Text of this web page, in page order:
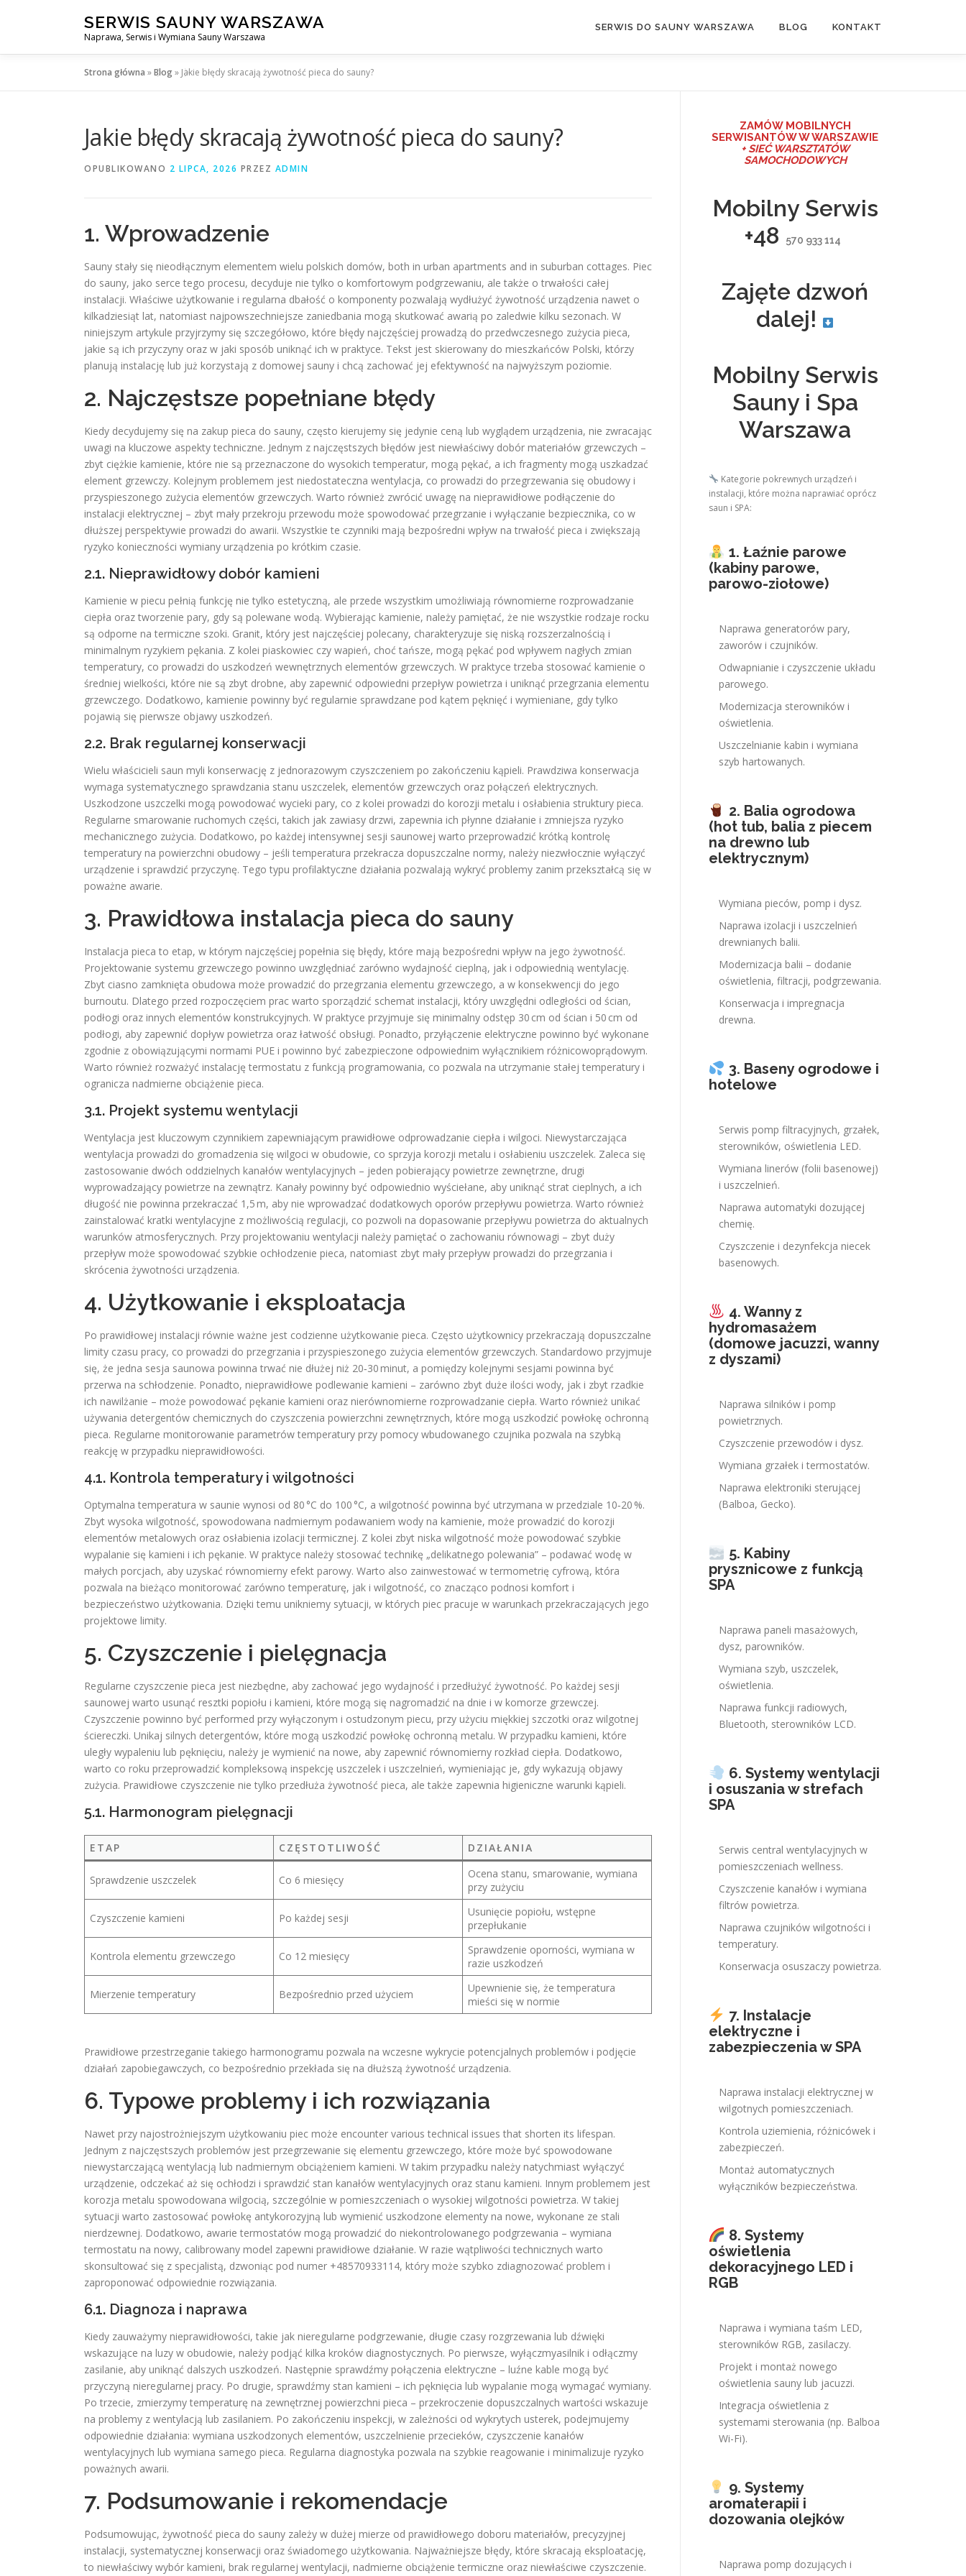
SERWIS SAUNY WARSZAWA
Naprawa, Serwis i Wymiana Sauny Warszawa
SERWIS DO SAUNY WARSZAWA BLOG KONTAKT
Strona główna »Blog» Jakie błędy skracają żywotność pieca do sauny?
Jakie błędy skracają żywotność pieca do sauny?
OPUBLIKOWANO 2 LIPCA, 2026 PRZEZ ADMIN
1. Wprowadzenie
Sauny stały się nieodłącznym elementem wielu polskich domów, both in urban apartments and in suburban cottages. Piec
do sauny, jako serce tego procesu, decyduje nie tylko o komfortowym podgrzewaniu, ale także o trwałości całej
instalacji. Właściwe użytkowanie i regularna dbałość o komponenty pozwalają wydłużyć żywotność urządzenia nawet o
kilkadziesiąt lat, natomiast najpowszechniejsze zaniedbania mogą skutkować awarią po zaledwie kilku sezonach. W
niniejszym artykule przyjrzymy się szczegółowo, które błędy najczęściej prowadzą do przedwczesnego zużycia pieca,
jakie są ich przyczyny oraz w jaki sposób uniknąć ich w praktyce. Tekst jest skierowany do mieszkańców Polski, którzy
planują instalację lub już korzystają z domowej sauny i chcą zachować jej efektywność na najwyższym poziomie.
2. Najczęstsze popełniane błędy
Kiedy decydujemy się na zakup pieca do sauny, często kierujemy się jedynie ceną lub wyglądem urządzenia, nie zwracając
uwagi na kluczowe aspekty techniczne. Jednym z najczęstszych błędów jest niewłaściwy dobór materiałów grzewczych –
zbyt ciężkie kamienie, które nie są przeznaczone do wysokich temperatur, mogą pękać, a ich fragmenty mogą uszkadzać
element grzewczy. Kolejnym problemem jest niedostateczna wentylacja, co prowadzi do przegrzewania się obudowy i
przyspieszonego zużycia elementów grzewczych. Warto również zwrócić uwagę na nieprawidłowe podłączenie do
instalacji elektrycznej – zbyt mały przekroju przewodu może spowodować przegrzanie i wyłączanie bezpiecznika, co w
dłuższej perspektywie prowadzi do awarii. Wszystkie te czynniki mają bezpośredni wpływ na trwałość pieca i zwiększają
ryzyko konieczności wymiany urządzenia po krótkim czasie.
2.1. Nieprawidłowy dobór kamieni
Kamienie w piecu pełnią funkcję nie tylko estetyczną, ale przede wszystkim umożliwiają równomierne rozprowadzanie
ciepła oraz tworzenie pary, gdy są polewane wodą. Wybierając kamienie, należy pamiętać, że nie wszystkie rodzaje rocku
są odporne na termiczne szoki. Granit, który jest najczęściej polecany, charakteryzuje się niską rozszerzalnością i
minimalnym ryzykiem pękania. Z kolei piaskowiec czy wapień, choć tańsze, mogą pękać pod wpływem nagłych zmian
temperatury, co prowadzi do uszkodzeń wewnętrznych elementów grzewczych. W praktyce trzeba stosować kamienie o
średniej wielkości, które nie są zbyt drobne, aby zapewnić odpowiedni przepływ powietrza i uniknąć przegrzania elementu
grzewczego. Dodatkowo, kamienie powinny być regularnie sprawdzane pod kątem pęknięć i wymieniane, gdy tylko
pojawią się pierwsze objawy uszkodzeń.
2.2. Brak regularnej konserwacji
Wielu właścicieli saun myli konserwację z jednorazowym czyszczeniem po zakończeniu kąpieli. Prawdziwa konserwacja
wymaga systematycznego sprawdzania stanu uszczelek, elementów grzewczych oraz połączeń elektrycznych.
Uszkodzone uszczelki mogą powodować wycieki pary, co z kolei prowadzi do korozji metalu i osłabienia struktury pieca.
Regularne smarowanie ruchomych części, takich jak zawiasy drzwi, zapewnia ich płynne działanie i zmniejsza ryzyko
mechanicznego zużycia. Dodatkowo, po każdej intensywnej sesji saunowej warto przeprowadzić krótką kontrolę
temperatury na powierzchni obudowy – jeśli temperatura przekracza dopuszczalne normy, należy niezwłocznie wyłączyć
urządzenie i sprawdzić przyczynę. Tego typu profilaktyczne działania pozwalają wykryć problemy zanim przekształcą się w
poważne awarie.
3. Prawidłowa instalacja pieca do sauny
Instalacja pieca to etap, w którym najczęściej popełnia się błędy, które mają bezpośredni wpływ na jego żywotność.
Projektowanie systemu grzewczego powinno uwzględniać zarówno wydajność cieplną, jak i odpowiednią wentylację.
Zbyt ciasno zamknięta obudowa może prowadzić do przegrzania elementu grzewczego, a w konsekwencji do jego
burnoutu. Dlatego przed rozpoczęciem prac warto sporządzić schemat instalacji, który uwzględni odległości od ścian,
podłogi oraz innych elementów konstrukcyjnych. W praktyce przyjmuje się minimalny odstęp 30 cm od ścian i 50 cm od
podłogi, aby zapewnić dopływ powietrza oraz łatwość obsługi. Ponadto, przyłączenie elektryczne powinno być wykonane
zgodnie z obowiązującymi normami PUE i powinno być zabezpieczone odpowiednim wyłącznikiem różnicowoprądowym.
Warto również rozważyć instalację termostatu z funkcją programowania, co pozwala na utrzymanie stałej temperatury i
ogranicza nadmierne obciążenie pieca.
3.1. Projekt systemu wentylacji
Wentylacja jest kluczowym czynnikiem zapewniającym prawidłowe odprowadzanie ciepła i wilgoci. Niewystarczająca
wentylacja prowadzi do gromadzenia się wilgoci w obudowie, co sprzyja korozji metalu i osłabieniu uszczelek. Zaleca się
zastosowanie dwóch oddzielnych kanałów wentylacyjnych – jeden pobierający powietrze zewnętrzne, drugi
wyprowadzający powietrze na zewnątrz. Kanały powinny być odpowiednio wyściełane, aby uniknąć strat cieplnych, a ich
długość nie powinna przekraczać 1,5 m, aby nie wprowadzać dodatkowych oporów przepływu powietrza. Warto również
zainstalować kratki wentylacyjne z możliwością regulacji, co pozwoli na dopasowanie przepływu powietrza do aktualnych
warunków atmosferycznych. Przy projektowaniu wentylacji należy pamiętać o zachowaniu równowagi – zbyt duży
przepływ może spowodować szybkie ochłodzenie pieca, natomiast zbyt mały przepływ prowadzi do przegrzania i
skrócenia żywotności urządzenia.
4. Użytkowanie i eksploatacja
Po prawidłowej instalacji równie ważne jest codzienne użytkowanie pieca. Często użytkownicy przekraczają dopuszczalne
limity czasu pracy, co prowadzi do przegrzania i przyspieszonego zużycia elementów grzewczych. Standardowo przyjmuje
się, że jedna sesja saunowa powinna trwać nie dłużej niż 20‑30 minut, a pomiędzy kolejnymi sesjami powinna być
przerwa na schłodzenie. Ponadto, nieprawidłowe podlewanie kamieni – zarówno zbyt duże ilości wody, jak i zbyt rzadkie
ich nawilżanie – może powodować pękanie kamieni oraz nierównomierne rozprowadzanie ciepła. Warto również unikać
używania detergentów chemicznych do czyszczenia powierzchni zewnętrznych, które mogą uszkodzić powłokę ochronną
pieca. Regularne monitorowanie parametrów temperatury przy pomocy wbudowanego czujnika pozwala na szybką
reakcję w przypadku nieprawidłowości.
4.1. Kontrola temperatury i wilgotności
Optymalna temperatura w saunie wynosi od 80 °C do 100 °C, a wilgotność powinna być utrzymana w przedziale 10‑20 %.
Zbyt wysoka wilgotność, spowodowana nadmiernym podawaniem wody na kamienie, może prowadzić do korozji
elementów metalowych oraz osłabienia izolacji termicznej. Z kolei zbyt niska wilgotność może powodować szybkie
wypalanie się kamieni i ich pękanie. W praktyce należy stosować technikę „delikatnego polewania” – podawać wodę w
małych porcjach, aby uzyskać równomierny efekt parowy. Warto also zainwestować w termometrię cyfrową, która
pozwala na bieżąco monitorować zarówno temperaturę, jak i wilgotność, co znacząco podnosi komfort i
bezpieczeństwo użytkowania. Dzięki temu unikniemy sytuacji, w których piec pracuje w warunkach przekraczających jego
projektowe limity.
5. Czyszczenie i pielęgnacja
Regularne czyszczenie pieca jest niezbędne, aby zachować jego wydajność i przedłużyć żywotność. Po każdej sesji
saunowej warto usunąć resztki popiołu i kamieni, które mogą się nagromadzić na dnie i w komorze grzewczej.
Czyszczenie powinno być performed przy wyłączonym i ostudzonym piecu, przy użyciu miękkiej szczotki oraz wilgotnej
ściereczki. Unikaj silnych detergentów, które mogą uszkodzić powłokę ochronną metalu. W przypadku kamieni, które
uległy wypaleniu lub pęknięciu, należy je wymienić na nowe, aby zapewnić równomierny rozkład ciepła. Dodatkowo,
warto co roku przeprowadzić kompleksową inspekcję uszczelek i uszczelnień, wymieniając je, gdy wykazują objawy
zużycia. Prawidłowe czyszczenie nie tylko przedłuża żywotność pieca, ale także zapewnia higieniczne warunki kąpieli.
5.1. Harmonogram pielęgnacji
ETAP CZĘSTOTLIWOŚĆ DZIAŁANIA
Sprawdzenie uszczelek Co 6 miesięcy
Ocena stanu, smarowanie, wymiana
przy zużyciu
Czyszczenie kamieni Po każdej sesji
Usunięcie popiołu, wstępne
przepłukanie
Kontrola elementu grzewczego Co 12 miesięcy
Sprawdzenie oporności, wymiana w
razie uszkodzeń
Mierzenie temperatury Bezpośrednio przed użyciem
Upewnienie się, że temperatura
mieści się w normie
Prawidłowe przestrzeganie takiego harmonogramu pozwala na wczesne wykrycie potencjalnych problemów i podjęcie
działań zapobiegawczych, co bezpośrednio przekłada się na dłuższą żywotność urządzenia.
6. Typowe problemy i ich rozwiązania
Nawet przy najostrożniejszym użytkowaniu piec może encounter various technical issues that shorten its lifespan.
Jednym z najczęstszych problemów jest przegrzewanie się elementu grzewczego, które może być spowodowane
niewystarczającą wentylacją lub nadmiernym obciążeniem kamieni. W takim przypadku należy natychmiast wyłączyć
urządzenie, odczekać aż się ochłodzi i sprawdzić stan kanałów wentylacyjnych oraz stanu kamieni. Innym problemem jest
korozja metalu spowodowana wilgocią, szczególnie w pomieszczeniach o wysokiej wilgotności powietrza. W takiej
sytuacji warto zastosować powłokę antykorozyjną lub wymienić uszkodzone elementy na nowe, wykonane ze stali
nierdzewnej. Dodatkowo, awarie termostatów mogą prowadzić do niekontrolowanego podgrzewania – wymiana
termostatu na nowy, calibrowany model zapewni prawidłowe działanie. W razie wątpliwości technicznych warto
skonsultować się z specjalistą, dzwoniąc pod numer +48570933114, który może szybko zdiagnozować problem i
zaproponować odpowiednie rozwiązania.
6.1. Diagnoza i naprawa
Kiedy zauważymy nieprawidłowości, takie jak nieregularne podgrzewanie, długie czasy rozgrzewania lub dźwięki
wskazujące na luzy w obudowie, należy podjąć kilka kroków diagnostycznych. Po pierwsze, wyłączmyasilnik i odłączmy
zasilanie, aby uniknąć dalszych uszkodzeń. Następnie sprawdźmy połączenia elektryczne – luźne kable mogą być
przyczyną nieregularnej pracy. Po drugie, sprawdźmy stan kamieni – ich pęknięcia lub wypalanie mogą wymagać wymiany.
Po trzecie, zmierzymy temperaturę na zewnętrznej powierzchni pieca – przekroczenie dopuszczalnych wartości wskazuje
na problemy z wentylacją lub zasilaniem. Po zakończeniu inspekcji, w zależności od wykrytych usterek, podejmujemy
odpowiednie działania: wymiana uszkodzonych elementów, uszczelnienie przecieków, czyszczenie kanałów
wentylacyjnych lub wymiana samego pieca. Regularna diagnostyka pozwala na szybkie reagowanie i minimalizuje ryzyko
poważnych awarii.
7. Podsumowanie i rekomendacje
Podsumowując, żywotność pieca do sauny zależy w dużej mierze od prawidłowego doboru materiałów, precyzyjnej
instalacji, systematycznej konserwacji oraz świadomego użytkowania. Najważniejsze błędy, które skracają eksploatację,
to niewłaściwy wybór kamieni, brak regularnej wentylacji, nadmierne obciążenie termiczne oraz niewłaściwe czyszczenie.
ZAMÓW MOBILNYCH
SERWISANTÓW W WARSZAWIE
+ SIEĆ WARSZTATÓW
SAMOCHODOWYCH
Mobilny Serwis
+48
570 933 114
Zajęte dzwoń
dalej!
Mobilny Serwis
Sauny i Spa
Warszawa
Kategorie pokrewnych urządzeń i
instalacji, które można naprawiać oprócz
saun i SPA:
1. Łaźnie parowe
(kabiny parowe,
parowo-ziołowe)
Naprawa generatorów pary,
zaworów i czujników.
Odwapnianie i czyszczenie układu
parowego.
Modernizacja sterowników i
oświetlenia.
Uszczelnianie kabin i wymiana
szyb hartowanych.
2. Balia ogrodowa
(hot tub, balia z piecem
na drewno lub
elektrycznym)
Wymiana pieców, pomp i dysz.
Naprawa izolacji i uszczelnień
drewnianych balii.
Modernizacja balii – dodanie
oświetlenia, filtracji, podgrzewania.
Konserwacja i impregnacja
drewna.
3. Baseny ogrodowe i
hotelowe
Serwis pomp filtracyjnych, grzałek,
sterowników, oświetlenia LED.
Wymiana linerów (folii basenowej)
i uszczelnień.
Naprawa automatyki dozującej
chemię.
Czyszczenie i dezynfekcja niecek
basenowych.
4. Wanny z
hydromasażem
(domowe jacuzzi, wanny
z dyszami)
Naprawa silników i pomp
powietrznych.
Czyszczenie przewodów i dysz.
Wymiana grzałek i termostatów.
Naprawa elektroniki sterującej
(Balboa, Gecko).
5. Kabiny
prysznicowe z funkcją
SPA
Naprawa paneli masażowych,
dysz, parowników.
Wymiana szyb, uszczelek,
oświetlenia.
Naprawa funkcji radiowych,
Bluetooth, sterowników LCD.
6. Systemy wentylacji
i osuszania w strefach
SPA
Serwis central wentylacyjnych w
pomieszczeniach wellness.
Czyszczenie kanałów i wymiana
filtrów powietrza.
Naprawa czujników wilgotności i
temperatury.
Konserwacja osuszaczy powietrza.
7. Instalacje
elektryczne i
zabezpieczenia w SPA
Naprawa instalacji elektrycznej w
wilgotnych pomieszczeniach.
Kontrola uziemienia, różnicówek i
zabezpieczeń.
Montaż automatycznych
wyłączników bezpieczeństwa.
8. Systemy
oświetlenia
dekoracyjnego LED i
RGB
Naprawa i wymiana taśm LED,
sterowników RGB, zasilaczy.
Projekt i montaż nowego
oświetlenia sauny lub jacuzzi.
Integracja oświetlenia z
systemami sterowania (np. Balboa
Wi-Fi).
9. Systemy
aromaterapii i
dozowania olejków
Naprawa pomp dozujących i